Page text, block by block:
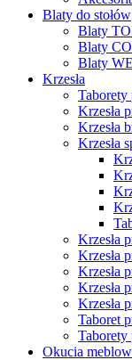
Blaty do stołów
Blaty
Blaty
Blaty
Krzesła
Krzesła
Krzesła
Krzesła
Krzesła
Krzesła
Krzesła
Krzesła
Krzesła
Taboret
Taborety
Okucia